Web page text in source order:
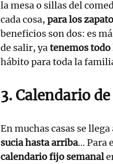
la mesa o sillas del
cada cosa, para los
beneficios son dos: es
de salir, yatenemos
hábito para toda la
3. Calendario
En muchas casas se
sucia hasta arriba… Para
calendario fijo semanal